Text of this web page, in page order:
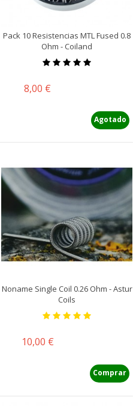
Pack 10 Resistencias MTL Fused 0.8
Ohm - Coiland
Precio
8,00 €
Agotado
Noname Single Coil 0.26 Ohm - Astur
Coils
Precio
10,00 €
Comprar